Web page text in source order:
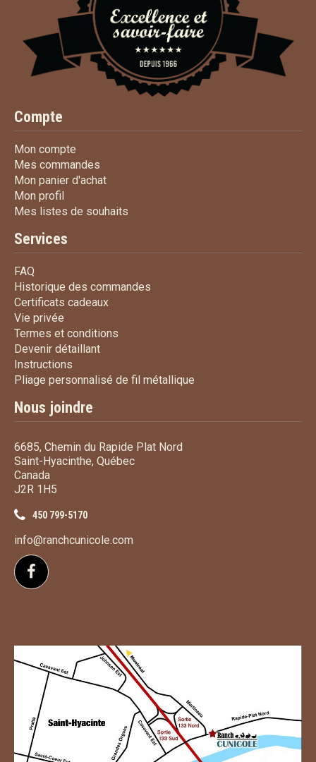
Compte
Mon compte
Mes commandes
Mon panier d'achatMon panier d'achat
Mon profil
Mes listes de souhaits
Services
FAQ
Historique des commandes
Certificats cadeauxCertificats cadeaux
Vie privée
Termes et conditions
Devenir détaillantDevenir détaillant
Instructions
Pliage personnalisé de fil métallique
Nous joindre
6685, Chemin du Rapide Plat Nord
Saint-Hyacinthe, Québec
Canada
J2R 1H5
450 799-5170
info@ranchcunicole.com
Suivez-nous sur Facebook